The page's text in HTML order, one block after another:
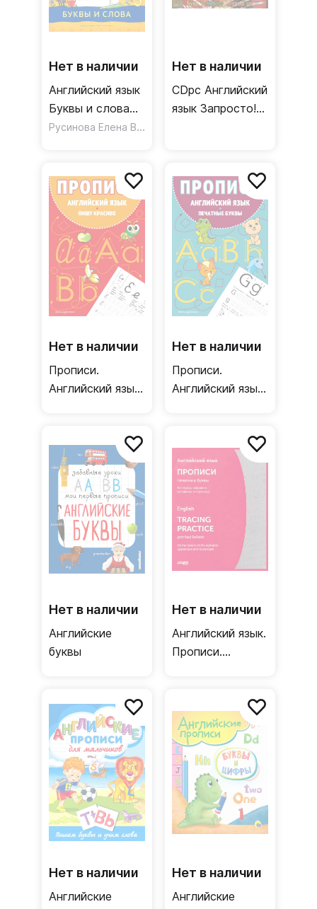
Нет в наличии
Английский язык
Буквы и слова
Тренажер по
Русинова Елена Васильевна
Нет в наличии
CDpc Английский
язык Запросто!
Нет в наличии
Прописи.
Английский язык.
Нет в наличии
Прописи.
Английский язык.
Нет в наличии
Английские
буквы
Нет в наличии
Английский язык.
Прописи.
Нет в наличии
Английские
Нет в наличии
Английские